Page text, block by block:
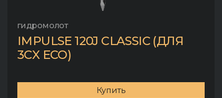
гидромолот
IMPULSE 120J CLASSIC (ДЛЯ
3CX ECO)
Купить